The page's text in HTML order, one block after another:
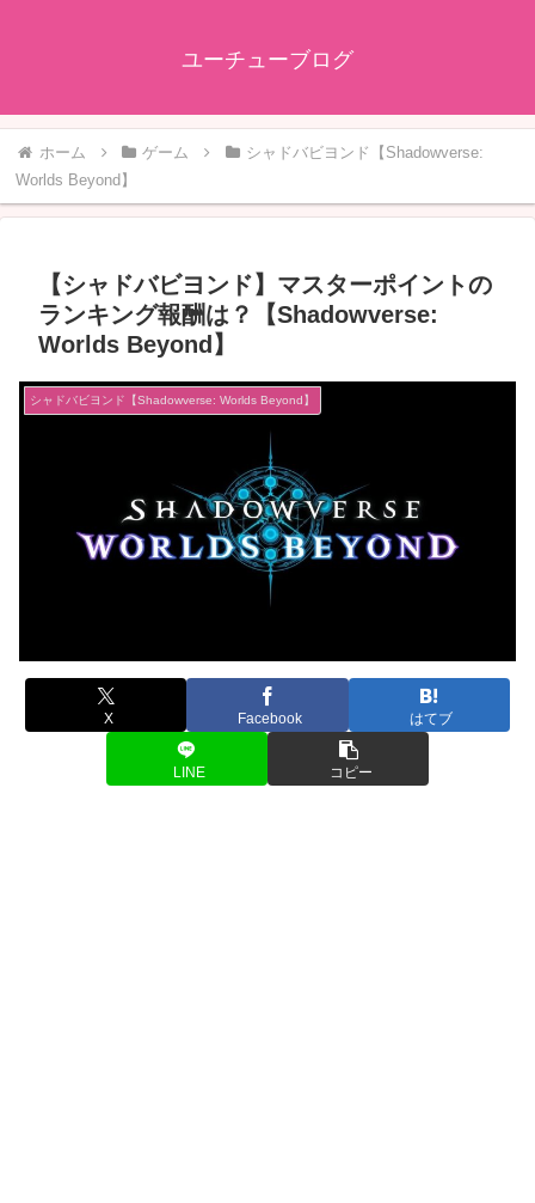
ユーチューブログ
ホーム ゲーム
シャドバビヨンド【Shadowverse:
Worlds Beyond】
【シャドバビヨンド】マスターポイントの
ランキング報酬は？【Shadowverse:
Worlds Beyond】
シャドバビヨンド【Shadowverse: Worlds Beyond】
X Facebook はてブ
LINE コピー